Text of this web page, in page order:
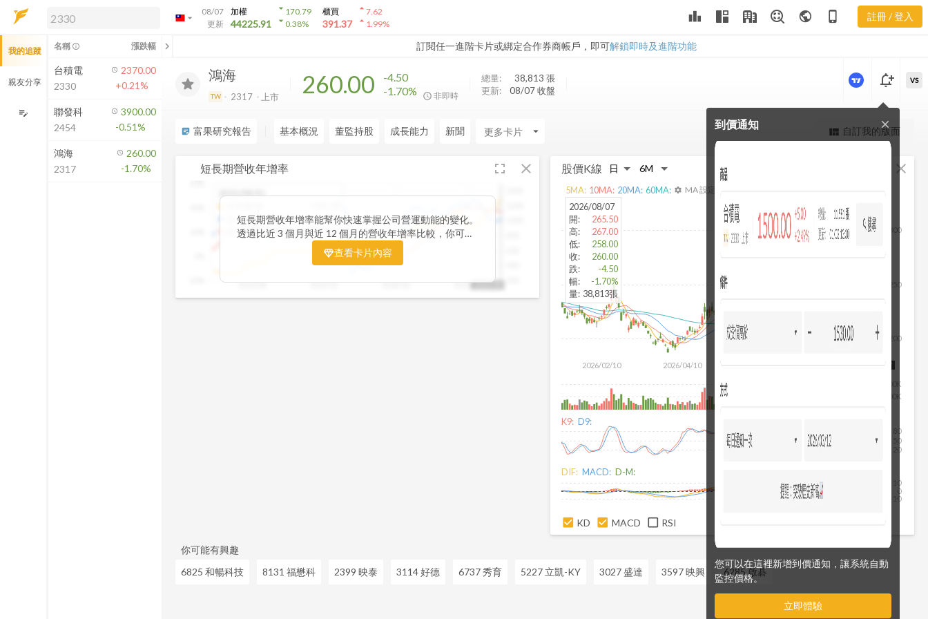
arrow_drop_down
08/07
更新
加權
44225.91
arrow_drop_down170.79
arrow_drop_down0.38%
櫃買
391.37
arrow_drop_up7.62
arrow_drop_up1.99% leaderboard public phone_iphone 註冊 / 登入
訂閱任一進階卡片或綁定合作券商帳戶，即可解鎖即時及進階功能
解鎖即時行情及進階功能
方案」，即可解鎖以下功能：
即時行情
即時市況與排行
成交金額熱力圖
前往方案訂閱
如何綁定合作券商
2317 短長期營收年
鴻海
TW 2317 上市 260.00
-4.50
-1.70%
非即時
總量: 38,813 張
更新:
08/07 收盤
更強大的進階價量圖表
notification_add
到價通知
您可以在這裡新增到價通知，讓系統自動
監控價格。
立即體驗
close
VS
sticky_note_2 富果研究報告 基本概況 董監持股 成長能力 新聞 arrow_drop_down view_quilt 自訂我的版面
短長期營收年增率 fullscreen close
2020/08 2022/01 2024/02 2025/032025/09
2025/09(月)
近3月累計營收YoY:
30.31%
近12月累計營收YoY : 36.96%
短長期營收年增率能幫你快速掌握公司營運動能的變化。
透過比近 3 個月與近 12 個月的營收年增率比較，你可以
一眼看出短期成長是否延續長期趨勢。當短期營收增速開
始超越長期平均，往往代表公司業績正加速向上；反之，
察，這張卡片能幫助你判斷基本面與市場反應是否一致，
提前捕捉成長反轉的關鍵訊號。
查看卡片內容
股價K線 close
2026/02/10 2026/04/10
200
250
300
2026/08/07
100K
200K
2026/08/07
開:
265.50
高:
267.00
低:
258.00
收:
260.00
跌:
-4.50
幅:
-1.70%
量: 38,813張
5MA: 10MA: 20MA: 60MA: settings MA 設定
K9: D9:
20
50
80
DIF: MACD: D-M:
-10
0
10
KD MACD RSI
你可能有興趣
6825 和暢科技
8131 福懋科 2399 映泰 3114 好德 6737 秀育 5227 立凱-KY 3027 盛達 3597 映興 6285 啟碁
我的追蹤
親友分享
edit_note
名稱 info_outline 漲跌幅 chevron_left
台積電
2330
2370.00
+0.21%
聯發科
2454
3900.00
-0.51%
鴻海
2317
260.00
-1.70%